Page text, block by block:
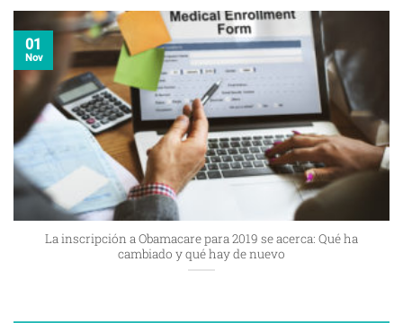
La inscripción a Obamacare para 2019 se acerca: Qué ha
cambiado y qué hay de nuevo
01
Nov